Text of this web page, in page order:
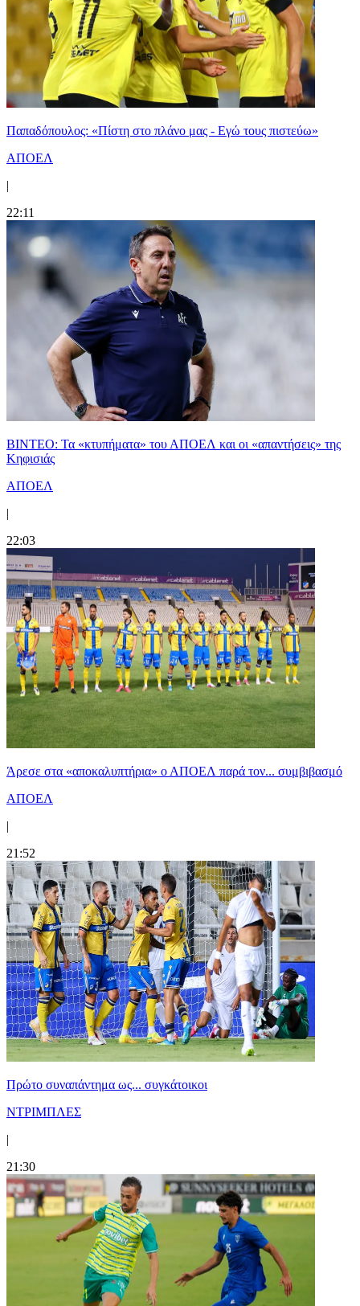
Παπαδόπουλος: «Πίστη στο πλάνο μας - Εγώ τους πιστεύω»
ΑΠΟΕΛ
|
22:11
ΒΙΝΤΕΟ: Τα «κτυπήματα» του ΑΠΟΕΛ και οι «απαντήσεις» της
Κηφισιάς
ΑΠΟΕΛ
|
22:03
Άρεσε στα «αποκαλυπτήρια» ο ΑΠΟΕΛ παρά τον... συμβιβασμό
ΑΠΟΕΛ
|
21:52
Πρώτο συναπάντημα ως... συγκάτοικοι
ΝΤΡΙΜΠΛΕΣ
|
21:30